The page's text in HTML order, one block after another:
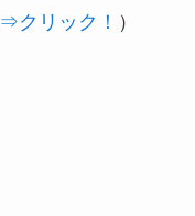
⇒クリック！ ）